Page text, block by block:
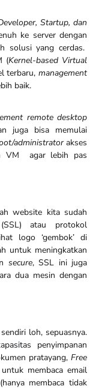
Startup, dan
ke server dengan
solusi yang cerdas.
(Kernel-based Virtual
terbaru, management
baik.
remote desktop
juga bisa memulai
administratorakses
VM agar lebih pas
website kita sudah
atau protokol
logo ‘gembok’ di
untuk meningkatkan
secure, SSL ini juga
dua mesin dengan
loh, sepuasnya.
penyimpanan
pratayang, Free
membaca email
membaca tidak